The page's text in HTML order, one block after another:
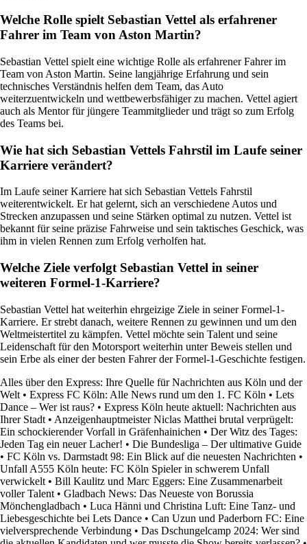
Welche Rolle spielt Sebastian Vettel als erfahrener
Fahrer im Team von Aston Martin?
Sebastian Vettel spielt eine wichtige Rolle als erfahrener Fahrer im
Team von Aston Martin. Seine langjährige Erfahrung und sein
technisches Verständnis helfen dem Team, das Auto
weiterzuentwickeln und wettbewerbsfähiger zu machen. Vettel agiert
auch als Mentor für jüngere Teammitglieder und trägt so zum Erfolg
des Teams bei.
Wie hat sich Sebastian Vettels Fahrstil im Laufe seiner
Karriere verändert?
Im Laufe seiner Karriere hat sich Sebastian Vettels Fahrstil
weiterentwickelt. Er hat gelernt, sich an verschiedene Autos und
Strecken anzupassen und seine Stärken optimal zu nutzen. Vettel ist
bekannt für seine präzise Fahrweise und sein taktisches Geschick, was
ihm in vielen Rennen zum Erfolg verholfen hat.
Welche Ziele verfolgt Sebastian Vettel in seiner
weiteren Formel-1-Karriere?
Sebastian Vettel hat weiterhin ehrgeizige Ziele in seiner Formel-1-
Karriere. Er strebt danach, weitere Rennen zu gewinnen und um den
Weltmeistertitel zu kämpfen. Vettel möchte sein Talent und seine
Leidenschaft für den Motorsport weiterhin unter Beweis stellen und
sein Erbe als einer der besten Fahrer der Formel-1-Geschichte festigen.
Alles über den Express: Ihre Quelle für Nachrichten aus Köln und der
Welt • Express FC Köln: Alle News rund um den 1. FC Köln • Lets
Dance – Wer ist raus? • Express Köln heute aktuell: Nachrichten aus
Ihrer Stadt • Anzeigenhauptmeister Niclas Matthei brutal verprügelt:
Ein schockierender Vorfall in Gräfenhainichen • Der Witz des Tages:
Jeden Tag ein neuer Lacher! • Die Bundesliga – Der ultimative Guide
• FC Köln vs. Darmstadt 98: Ein Blick auf die neuesten Nachrichten •
Unfall A555 Köln heute: FC Köln Spieler in schwerem Unfall
verwickelt • Bill Kaulitz und Marc Eggers: Eine Zusammenarbeit
voller Talent • Gladbach News: Das Neueste von Borussia
Mönchengladbach • Luca Hänni und Christina Luft: Eine Tanz- und
Liebesgeschichte bei Lets Dance • Can Uzun und Paderborn FC: Eine
vielversprechende Verbindung • Das Dschungelcamp 2024: Wer sind